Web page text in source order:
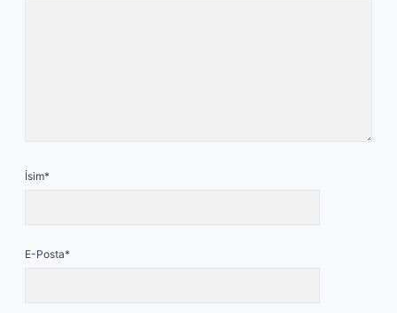
İsim*
E-Posta*